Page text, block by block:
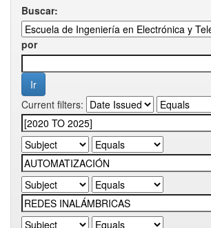
Buscar:
por
Current filters: